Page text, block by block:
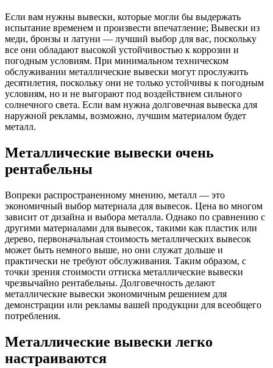
Если вам нужны вывески, которые могли бы выдержать
испытание временем и произвести впечатление; Вывески из
меди, бронзы и латуни — лучший выбор для вас, поскольку
все они обладают высокой устойчивостью к коррозии и
погодным условиям. При минимальном техническом
обслуживании металлические вывески могут прослужить
десятилетия, поскольку они не только устойчивы к погодным
условиям, но и не выгорают под воздействием сильного
солнечного света. Если вам нужна долговечная вывеска для
наружной рекламы, возможно, лучшим материалом будет
металл.
Металлические вывески очень
рентабельны
Вопреки распространенному мнению, металл — это
экономичный выбор материала для вывесок. Цена во многом
зависит от дизайна и выбора металла. Однако по сравнению с
другими материалами для вывесок, такими как пластик или
дерево, первоначальная стоимость металлических вывесок
может быть немного выше, но они служат дольше и
практически не требуют обслуживания. Таким образом, с
точки зрения стоимости оттиска металлические вывески
чрезвычайно рентабельны. Долговечность делают
металлические вывески экономичным решением для
демонстрации или рекламы вашей продукции для всеобщего
потребления.
Металлические вывески легко
настраиваются